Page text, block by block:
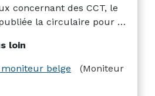
concernant des CCT, le
la circulaire pour le
Et le 10 juillet
arrêté royale portant sur
dans la CP118.
loin
belge
(Moniteur